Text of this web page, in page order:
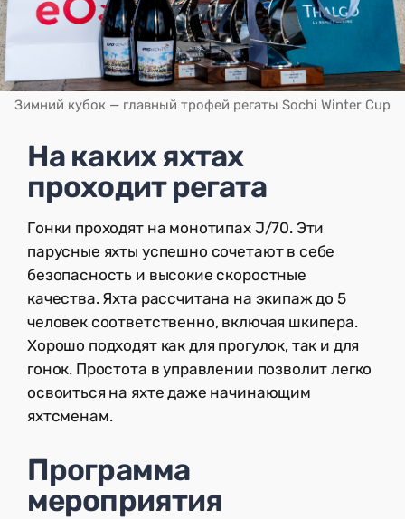
Зимний кубок — главный трофей регаты Sochi Winter Cup
На каких яхтах
проходит регата
Гонки проходят на монотипах J/70. Эти
парусные яхты успешно сочетают в себе
безопасность и высокие скоростные
качества. Яхта рассчитана на экипаж до 5
человек соответственно, включая шкипера.
Хорошо подходят как для прогулок, так и для
гонок. Простота в управлении позволит легко
освоиться на яхте даже начинающим
яхтсменам.
Программа
мероприятия